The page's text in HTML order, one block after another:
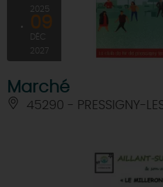
2025
09
DÉC
2027
Marché
45290 - PRESSIGNY-